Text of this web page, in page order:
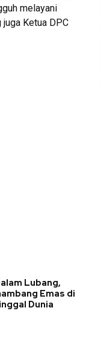
melayani
Ketua DPC
Lubang,
Emas di
Dunia